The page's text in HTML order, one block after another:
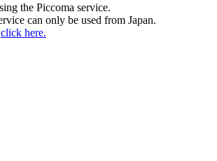
the Piccoma service.
can only be used from Japan.
click here.